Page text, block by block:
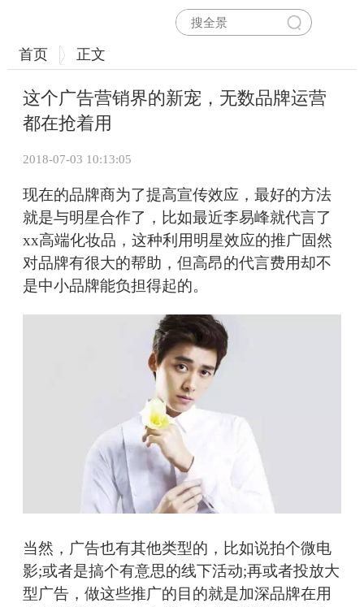
首页 正文
这个广告营销界的新宠，无数品牌运营
都在抢着用
2018-07-03 10:13:05
现在的品牌商为了提高宣传效应，最好的方法
就是与明星合作了，比如最近李易峰就代言了
xx高端化妆品，这种利用明星效应的推广固然
对品牌有很大的帮助，但高昂的代言费用却不
是中小品牌能负担得起的。
当然，广告也有其他类型的，比如说拍个微电
影;或者是搞个有意思的线下活动;再或者投放大
型广告，做这些推广的目的就是加深品牌在用